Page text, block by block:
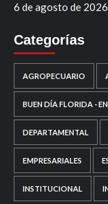
6 de agosto de 2026
Categorías
AGROPECUARIO
BUEN DÍA FLORIDA -
DEPARTAMENTAL
EMPRESARIALES
INSTITUCIONAL